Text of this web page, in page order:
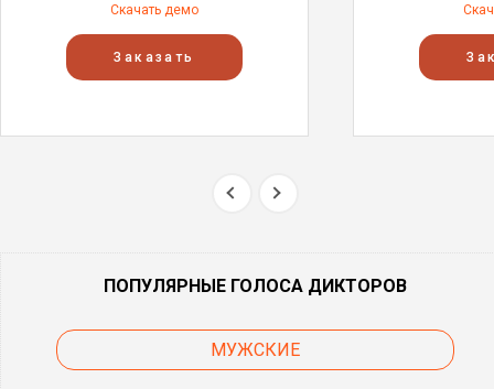
Скачать демо
Заказать
ПОПУЛЯРНЫЕ ГОЛОСА ДИКТОРОВ
МУЖСКИЕ